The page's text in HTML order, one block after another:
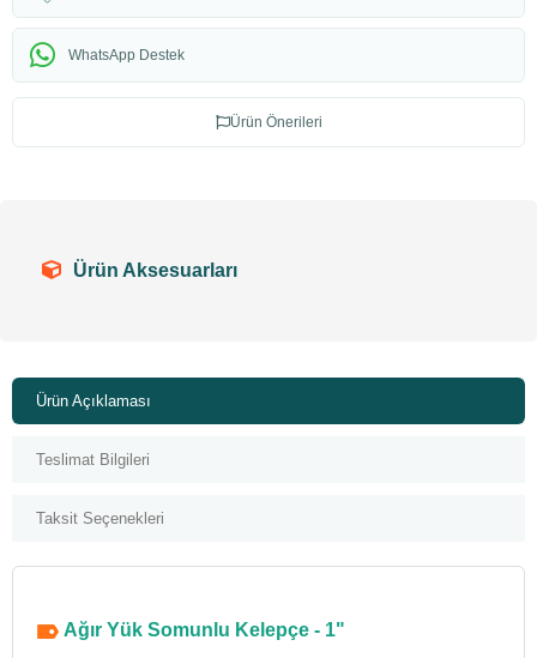
WhatsApp Destek
Ürün Önerileri
Ürün Aksesuarları
Ürün Açıklaması
Teslimat Bilgileri
Taksit Seçenekleri
Ağır Yük Somunlu Kelepçe - 1"